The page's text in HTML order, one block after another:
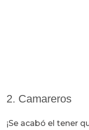
2. Camareros
¡Se acabó el tener